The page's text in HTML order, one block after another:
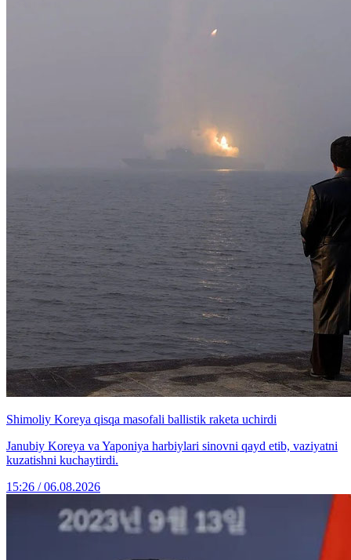
Shimoliy Koreya qisqa masofali ballistik raketa uchirdi
Janubiy Koreya va Yaponiya harbiylari sinovni qayd etib, vaziyatni
kuzatishni kuchaytirdi.
15:26 / 06.08.2026